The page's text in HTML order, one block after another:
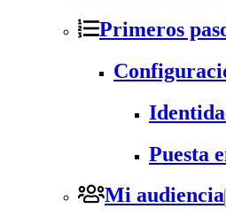
Primeros
Puesta
Mi audiencia